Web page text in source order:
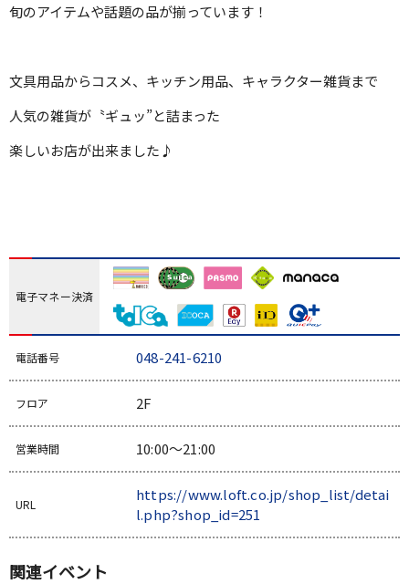
旬のアイテムや話題の品が揃っています！
文具用品からコスメ、キッチン用品、キャラクター雑貨まで
人気の雑貨が〝ギュッ”と詰まった
楽しいお店が出来ました♪
電子マネー決済
電話番号 048-241-6210
フロア 2F
営業時間 10:00～21:00
URL
https://www.loft.co.jp/shop_list/detai
l.php?shop_id=251
関連イベント